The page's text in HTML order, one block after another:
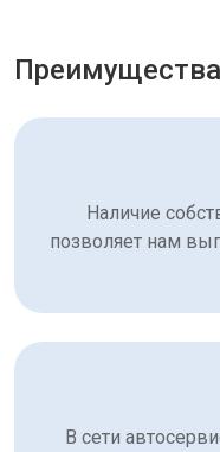
Наличие
позволяет нам
В сети